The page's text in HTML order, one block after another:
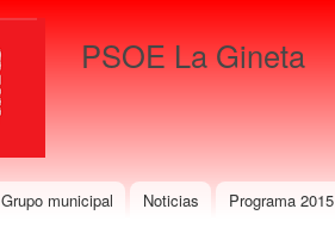
principal
PSOE La Gineta
Grupo municipal Noticias Programa 2015